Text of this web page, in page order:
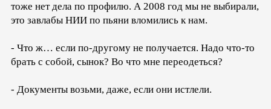
тоже нет дела по профилю. А 2008 год мы не выбирали,
это завлабы НИИ по пьяни вломились к нам.
- Что ж… если по-другому не получается. Надо что-то
брать с собой, сынок? Во что мне переодеться?
- Документы возьми, даже, если они истлели.